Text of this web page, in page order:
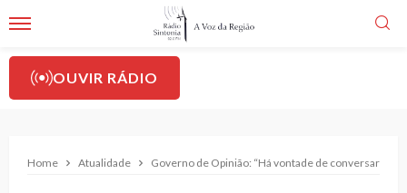
OUVIR RÁDIO
Home Atualidade Governo de Opinião: “Há vontade de conversar e